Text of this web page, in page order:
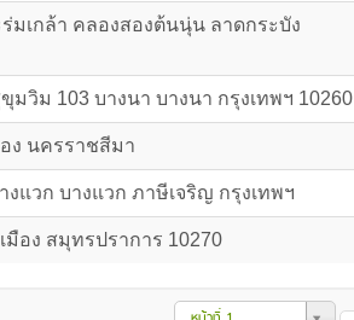
ร่มเกล้า คลองสองต้นนุ่น ลาดกระบัง
มวิม 103 บางนา บางนา กรุงเทพฯ 10260
ง นครราชสีมา
งแวก บางแวก ภาษีเจริญ กรุงเทพฯ
มือง สมุทรปราการ 10270